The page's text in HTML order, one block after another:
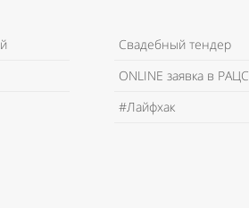
Свадебный тендер
ONLINE заявка в РАЦС
#Лайфхак